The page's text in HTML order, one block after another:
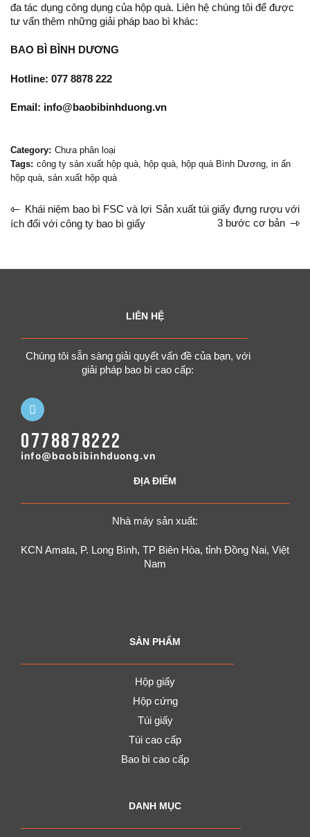
đa tác dụng công dụng của hộp quà. Liên hệ chúng tôi để được
tư vấn thêm những giải pháp bao bì khác:
BAO BÌ BÌNH DƯƠNG
Hotline: 077 8878 222
Email: info@baobibinhduong.vn
Category: Chưa phân loại
Tags: công ty sản xuất hộp quà, hộp quà, hộp quà Bình Dương, in ấn
hộp quà, sản xuất hộp quà
Khái niệm bao bì FSC và lợi
ích đối với công ty bao bì giấy
Sản xuất túi giấy đựng rượu với
3 bước cơ bản
LIÊN HỆ
Chúng tôi sẵn sàng giải quyết vấn đề của bạn, với
giải pháp bao bì cao cấp:
0778878222
info@baobibinhduong.vn
ĐỊA ĐIỂM
Nhà máy sản xuất:
KCN Amata, P. Long Bình, TP Biên Hòa, tỉnh Đồng Nai, Việt
Nam
SẢN PHẨM
Hộp giấy
Hộp cứng
Túi giấy
Túi cao cấp
Bao bì cao cấp
DANH MỤC